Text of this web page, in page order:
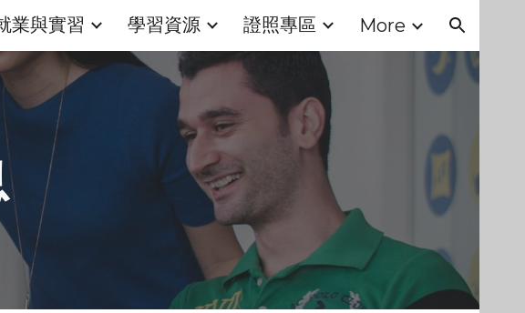
Skip to navigation
業與實習 學習資源 證照專區 More